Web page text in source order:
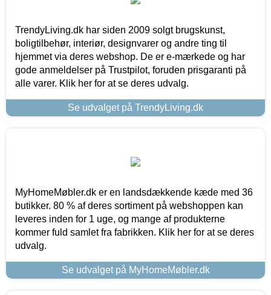
TrendyLiving.dk har siden 2009 solgt brugskunst,
boligtilbehør, interiør, designvarer og andre ting til
hjemmet via deres webshop. De er e-mærkede og har
gode anmeldelser på Trustpilot, foruden prisgaranti på
alle varer. Klik her for at se deres udvalg.
Se udvalget på TrendyLiving.dk
MyHomeMøbler.dk er en landsdækkende kæde med 36
butikker. 80 % af deres sortiment på webshoppen kan
leveres inden for 1 uge, og mange af produkterne
kommer fuld samlet fra fabrikken. Klik her for at se deres
udvalg.
Se udvalget på MyHomeMøbler.dk